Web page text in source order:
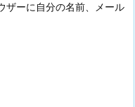
ザーに自分の名前、メール